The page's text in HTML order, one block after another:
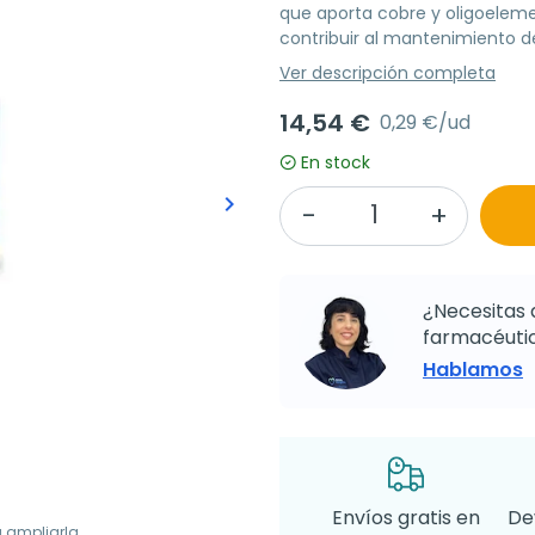
Siguiente
keyboard_arrow_right
que aporta cobre y
contribuir al mantenimiento
Ver descripción completa
14,54 € 0,29 €/ud
En stock
¿Necesitas
Hablamos
Envíos gratis en